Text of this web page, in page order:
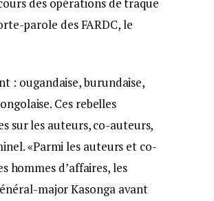
parole des FARDC, le
: ougandaise, burundaise,
Ces rebelles
sur les auteurs, co-auteurs,
«Parmi les auteurs et co-
hommes d’affaires, les
major Kasonga avant